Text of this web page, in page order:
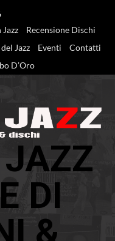
Recensione Dischi
Jazz Eventi
Contatti
D’Oro
DI